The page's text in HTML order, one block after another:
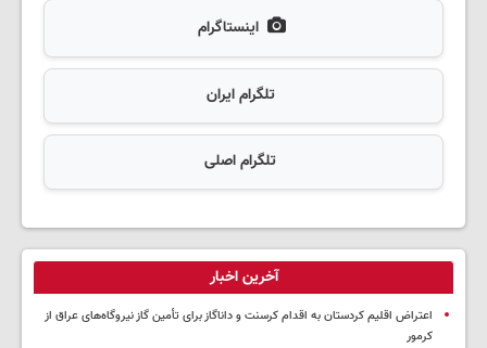
اینستاگرام
تلگرام ایران
تلگرام اصلی
آخرین اخبار
اعتراض اقلیم کردستان به اقدام کرسنت و داناگاز برای تأمین گاز نیروگاه‌های عراق از
کرمور